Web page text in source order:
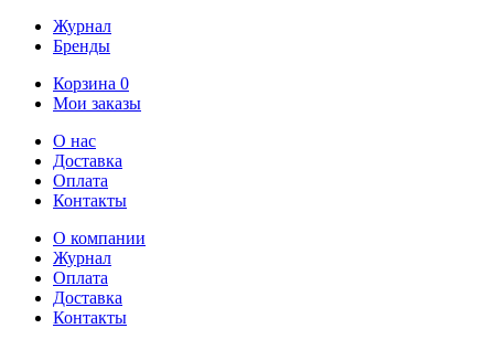
Журнал
Бренды
Корзина 0
Мои заказы
О нас
Доставка
Оплата
Контакты
О компании
Журнал
Оплата
Доставка
Контакты